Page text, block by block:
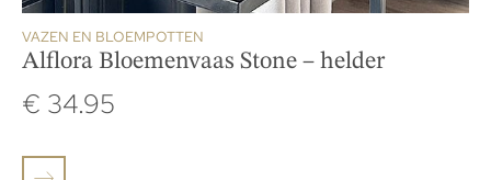
VAZEN EN BLOEMPOTTEN
Alflora Bloemenvaas Stone – helder
€ 34.95